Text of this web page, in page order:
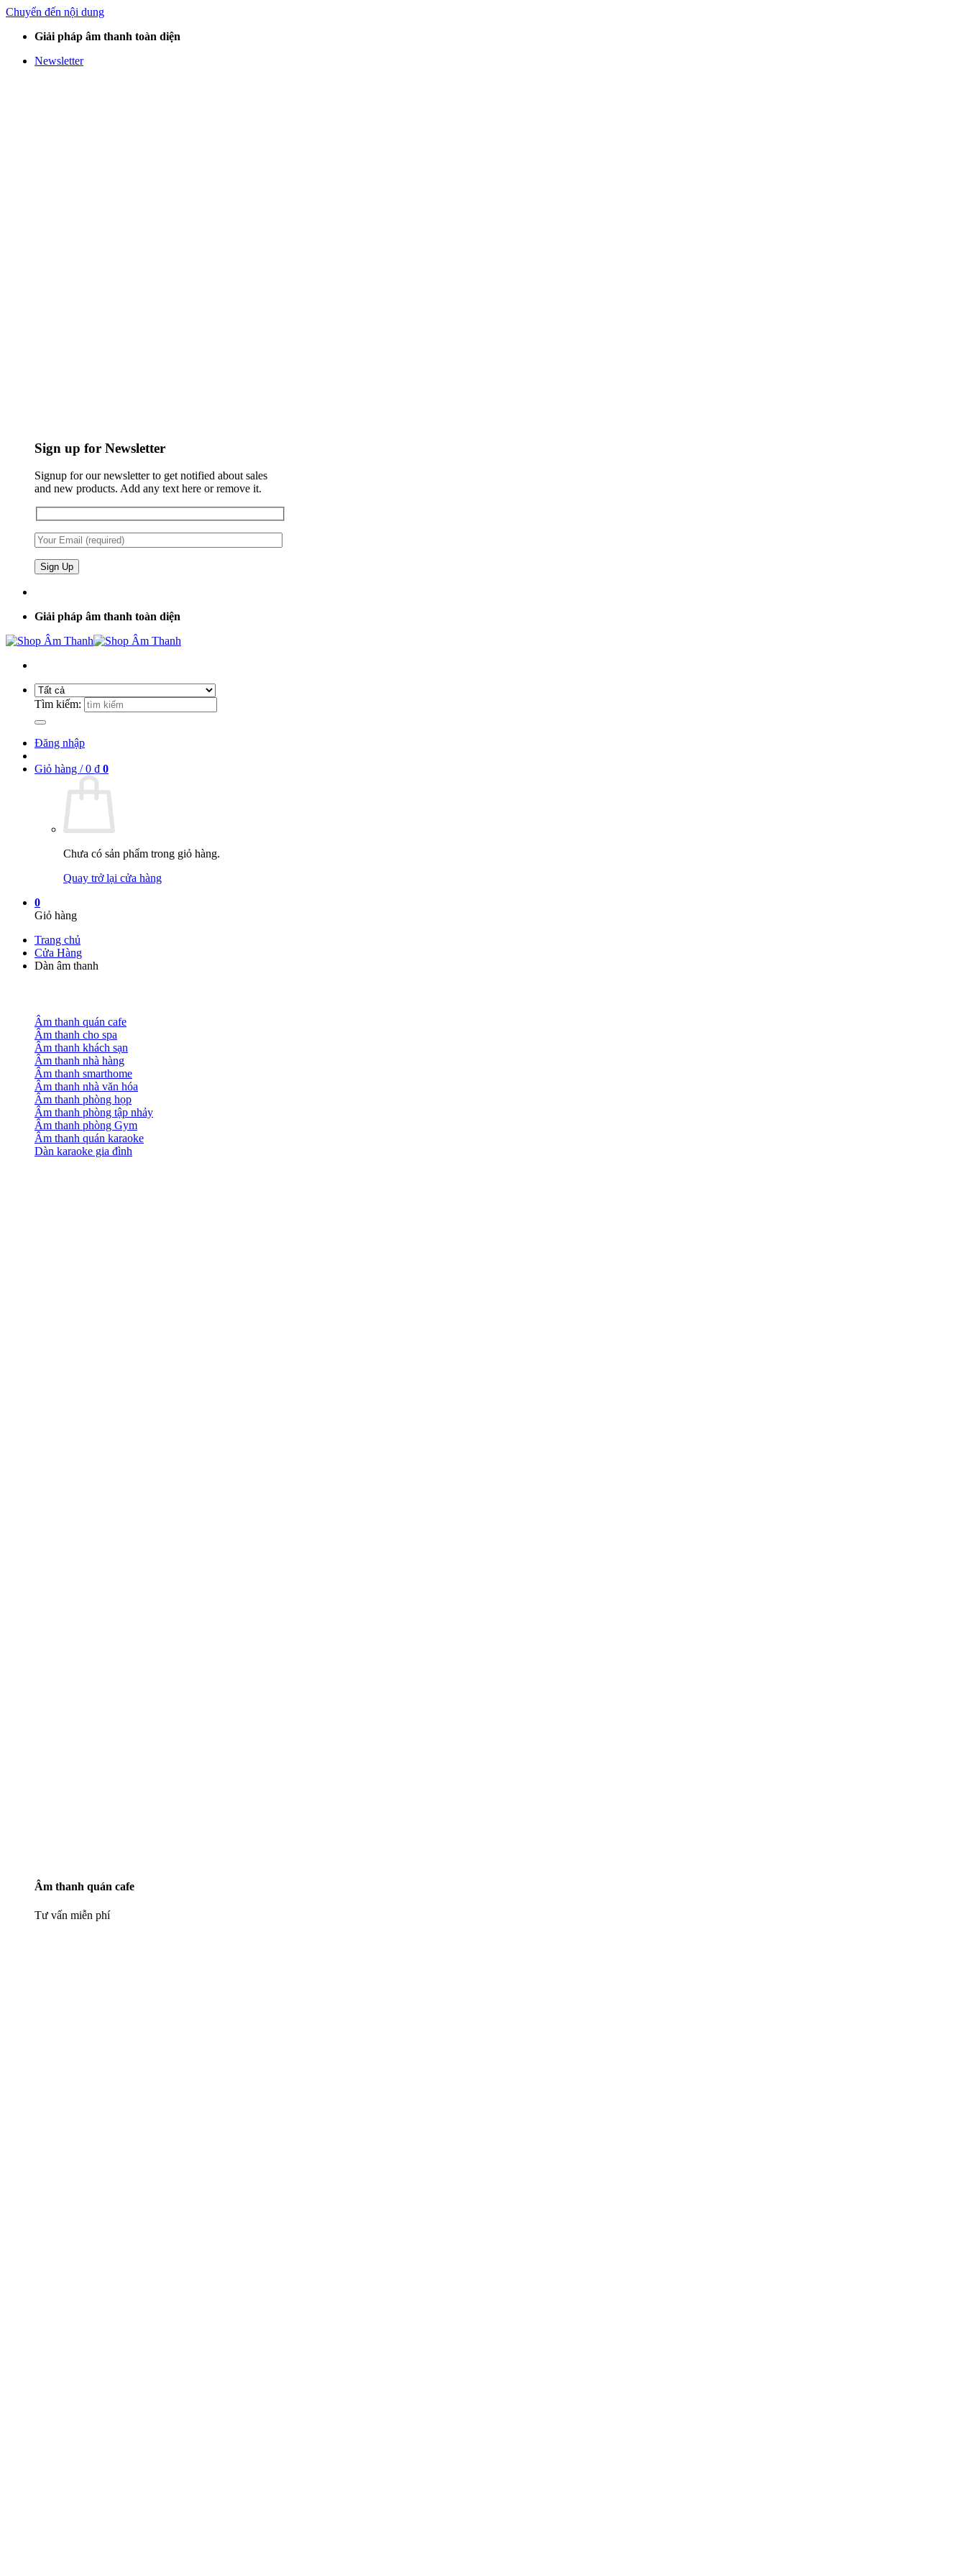
Chuyển đến nội dung
Giải pháp âm thanh toàn diện
Newsletter
Sign up for Newsletter
Signup for our newsletter to get notified about sales
and new products. Add any text here or remove it.
Giải pháp âm thanh toàn diện
Tìm kiếm:
Đăng nhập
Giỏ hàng /0 ₫ 0
Chưa có sản phẩm trong giỏ hàng.
Quay trở lại cửa hàng
0
Giỏ hàng
Trang chủ
Cửa Hàng
Dàn âm thanh
Âm thanh quán cafe
Âm thanh cho spa
Âm thanh khách sạn
Âm thanh nhà hàng
Âm thanh smarthome
Âm thanh nhà văn hóa
Âm thanh phòng họp
Âm thanh phòng tập nhảy
Âm thanh phòng Gym
Âm thanh quán karaoke
Dàn karaoke gia đình
Âm thanh quán cafe
Tư vấn miễn phí